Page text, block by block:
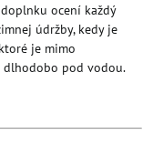
ocení každý
údržby, kedy je
je mimo
dlhodobo pod vodou.